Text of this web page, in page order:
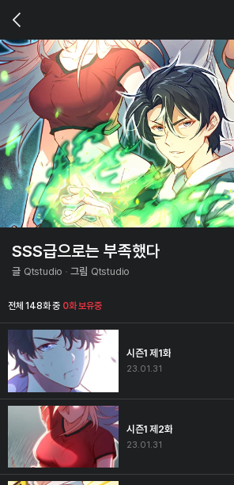
SSS급으로는 부족했다
글 Qtstudio 그림 Qtstudio
전체 148화 중 0화 보유중
시즌1 제1화
23.01.31
시즌1 제2화
23.01.31